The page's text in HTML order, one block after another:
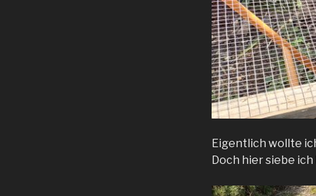
Eigentlich wollte
Doch hier siebe